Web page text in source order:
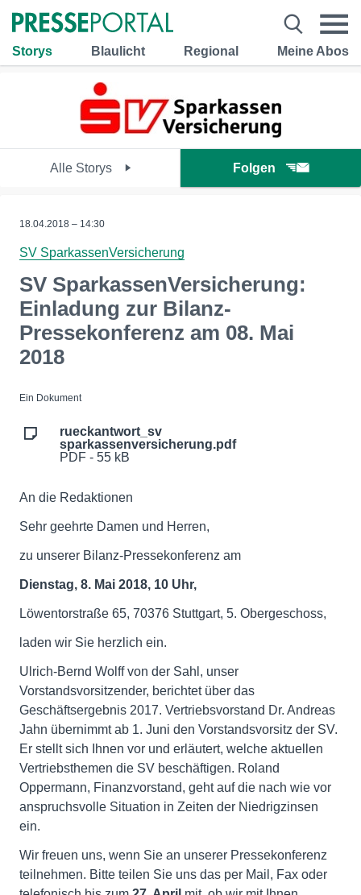
Storys Blaulicht Regional Meine Abos
Alle Storys Folgen
18.04.2018 – 14:30
SV SparkassenVersicherung
SV SparkassenVersicherung:
Einladung zur Bilanz-
Pressekonferenz am 08. Mai
2018
Ein Dokument
rueckantwort_sv
sparkassenversicherung.pdf
PDF - 55 kB
An die Redaktionen
Sehr geehrte Damen und Herren,
zu unserer Bilanz-Pressekonferenz am
Dienstag, 8. Mai 2018, 10 Uhr,
Löwentorstraße 65, 70376 Stuttgart, 5. Obergeschoss,
laden wir Sie herzlich ein.
Ulrich-Bernd Wolff von der Sahl, unser
Vorstandsvorsitzender, berichtet über das
Geschäftsergebnis 2017. Vertriebsvorstand Dr. Andreas
Jahn übernimmt ab 1. Juni den Vorstandsvorsitz der SV.
Er stellt sich Ihnen vor und erläutert, welche aktuellen
Vertriebsthemen die SV beschäftigen. Roland
Oppermann, Finanzvorstand, geht auf die nach wie vor
anspruchsvolle Situation in Zeiten der Niedrigzinsen
ein.
Wir freuen uns, wenn Sie an unserer Pressekonferenz
teilnehmen. Bitte teilen Sie uns das per Mail, Fax oder